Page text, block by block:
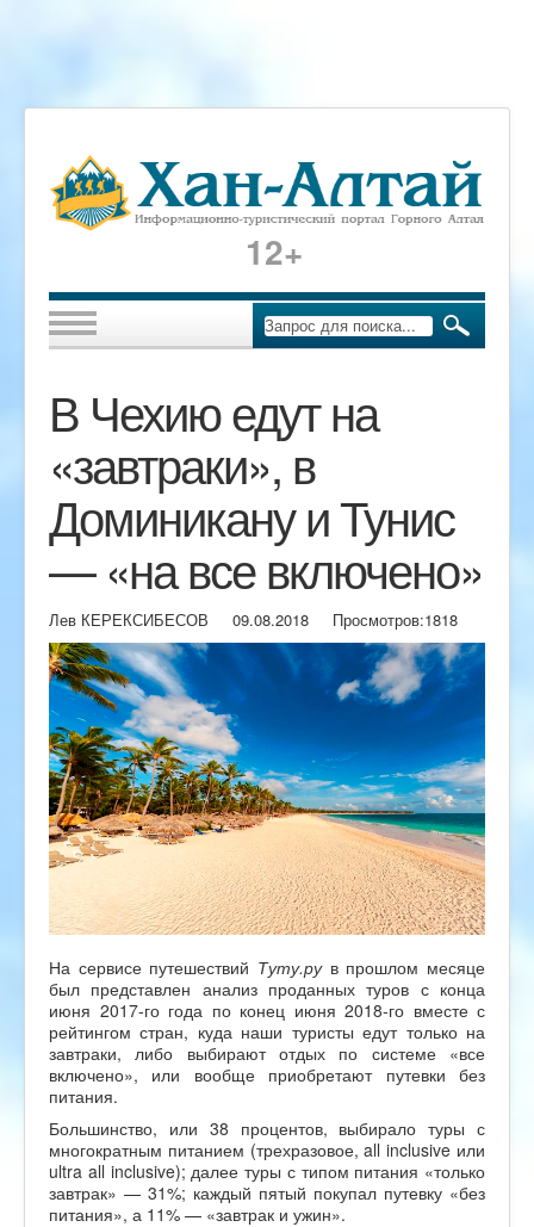
12+
В Чехию едут на
«завтраки», в
Доминикану и Тунис
— «на все включено»
Лев КЕРЕКСИБЕСОВ 09.08.2018 Просмотров:1818
На сервисе путешествий Туту.рув прошлом месяце
был представлен анализ проданных туров с конца
июня 2017-го года по конец июня 2018-го вместе с
рейтингом стран, куда наши туристы едут только на
завтраки, либо выбирают отдых по системе «все
включено», или вообще приобретают путевки без
питания.
Большинство, или 38 процентов, выбирало туры с
многократным питанием (трехразовое, all inclusive или
ultra all inclusive); далее туры с типом питания «только
завтрак» — 31%; каждый пятый покупал путевку «без
питания», а 11% — «завтрак и ужин».